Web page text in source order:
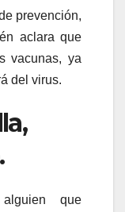
prevención,
aclara que
vacunas, ya
del virus.
que